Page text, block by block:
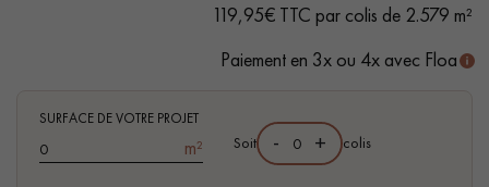
Nos experts sont à votre disposition pour vous guider pas à
pas dans le choix et la pose de votre parquet.
- Adapté aux passages fréquents
119,95€ TTC par colis de 2.579 m²
Paiement en 3x ou 4x avec Floa
SURFACE DE VOTRE PROJET
m² Soit - + colis